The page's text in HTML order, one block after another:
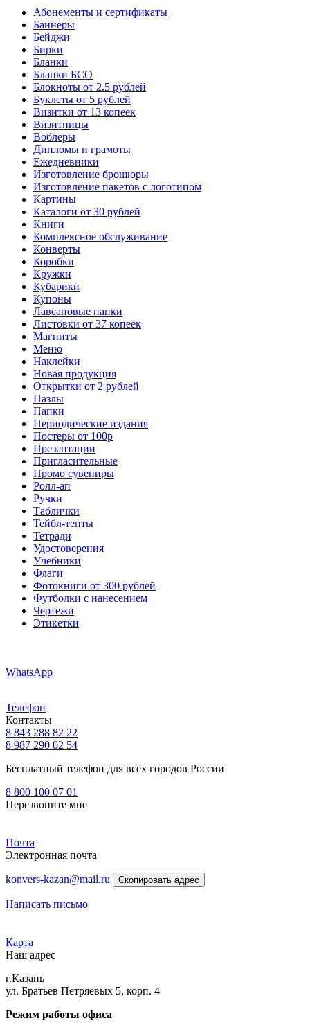
Абонементы и сертификаты
Баннеры
Бейджи
Бирки
Бланки
Бланки БСО
Блокноты от 2.5 рублей
Буклеты от 5 рублей
Визитки от 13 копеек
Визитницы
Воблеры
Дипломы и грамоты
Ежедневники
Изготовление брошюры
Изготовление пакетов с логотипом
Картины
Каталоги от 30 рублей
Книги
Комплексное обслуживание
Конверты
Коробки
Кружки
Кубарики
Купоны
Лавсановые папки
Листовки от 37 копеек
Магниты
Меню
Наклейки
Новая продукция
Открытки от 2 рублей
Пазлы
Папки
Периодические издания
Постеры от 100р
Презентации
Пригласительные
Промо сувениры
Ролл-ап
Ручки
Таблички
Тейбл-тенты
Тетради
Удостоверения
Учебники
Флаги
Фотокниги от 300 рублей
Футболки с нанесением
Чертежи
Этикетки
WhatsApp
Телефон
Контакты
8 843 288 82 22
8 987 290 02 54
Бесплатный телефон для всех городов России
8 800 100 07 01
Перезвоните мне
Почта
Электронная почта
konvers-kazan@mail.ru Скопировать адрес
Написать письмо
Карта
Наш адрес
г.Казань
ул. Братьев Петряевых 5, корп. 4
Режим работы офиса